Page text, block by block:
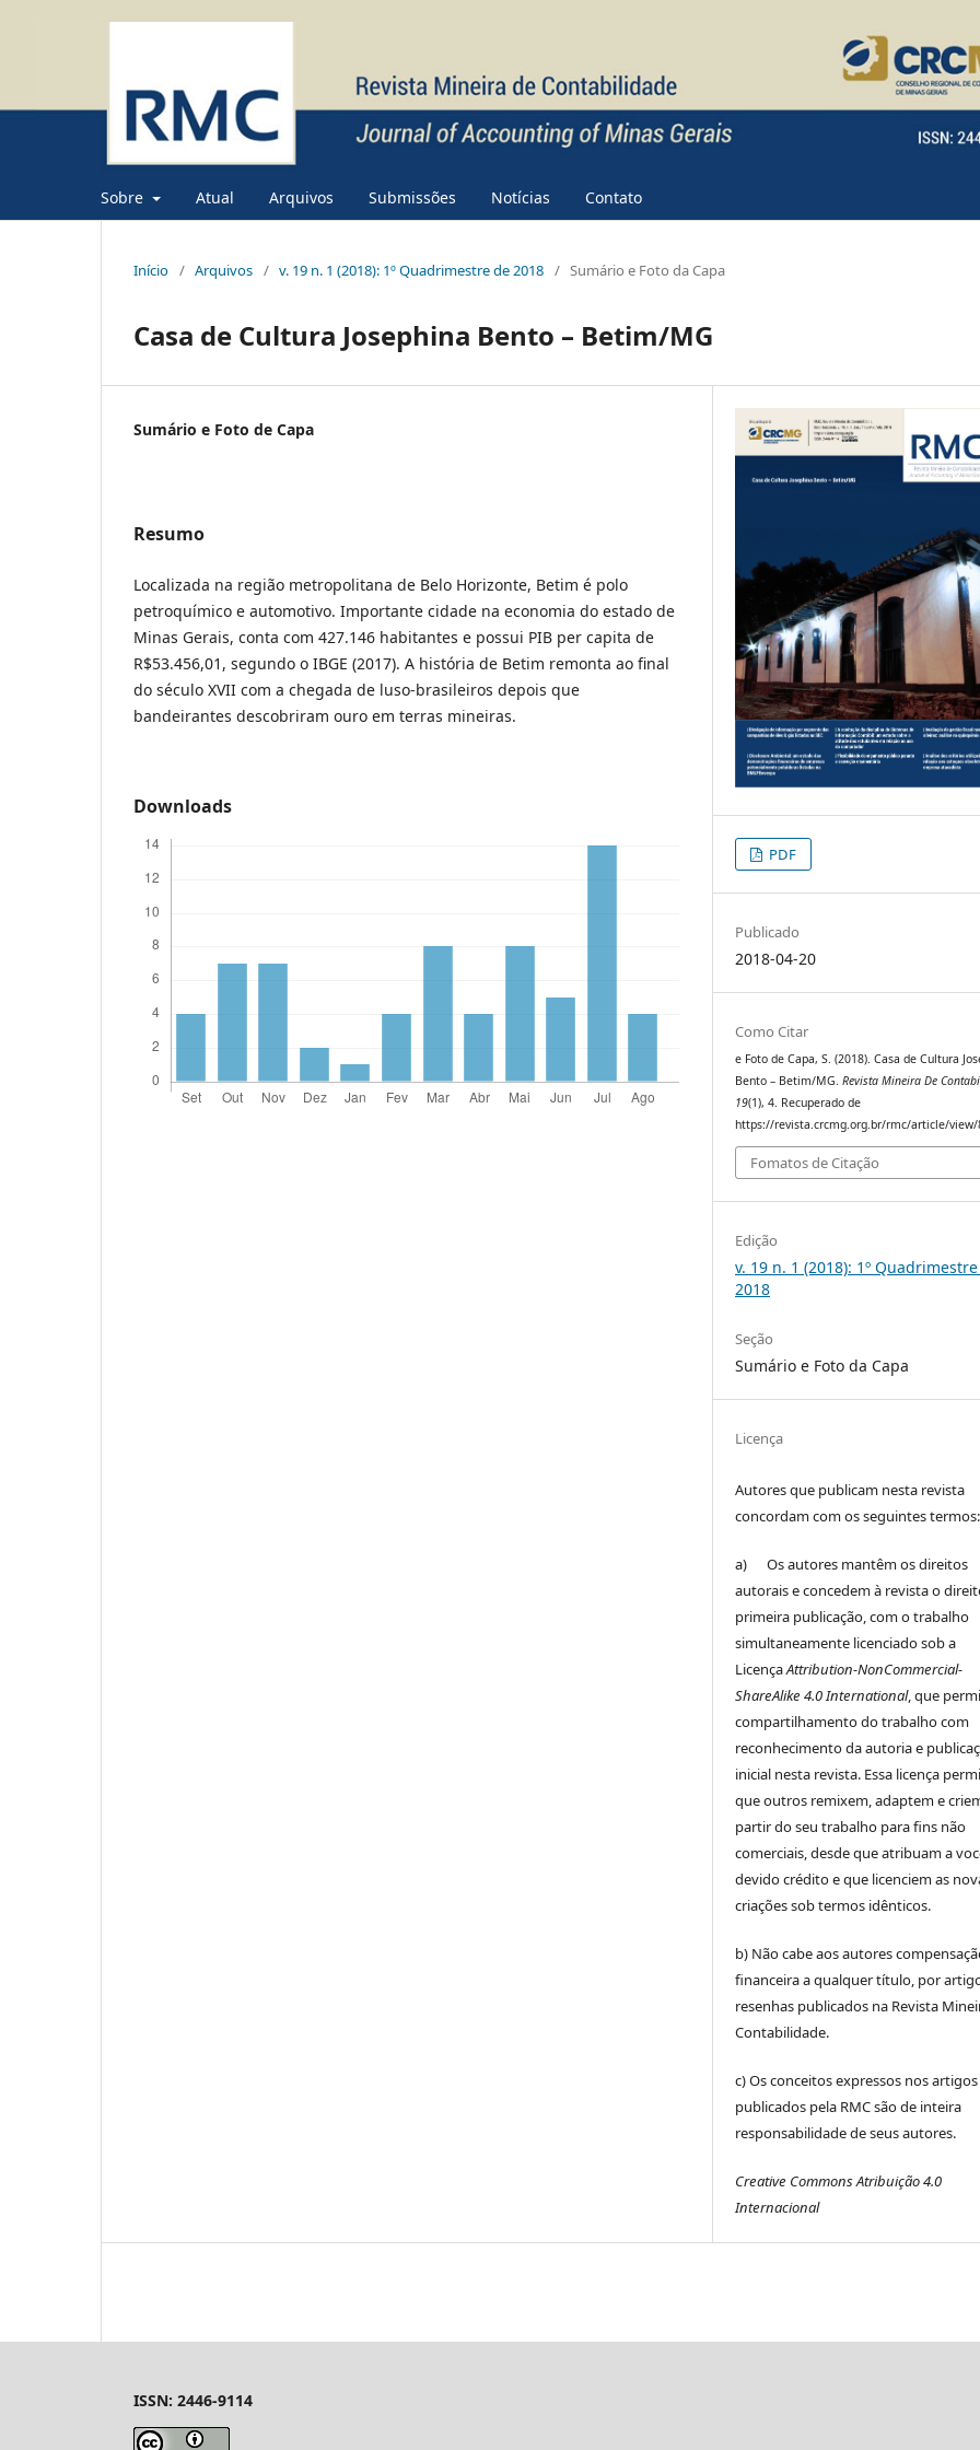
Sobre Atual Arquivos Submissões Notícias Contato
Início / Arquivos / v. 19 n. 1 (2018): 1º Quadrimestre de 2018 / Sumário e Foto da Capa
Casa de Cultura Josephina Bento – Betim/MG
Sumário e Foto de Capa
Resumo
Localizada na região metropolitana de Belo Horizonte, Betim é polo
petroquímico e automotivo. Importante cidade na economia do estado de
Minas Gerais, conta com 427.146 habitantes e possui PIB per capita de
R$53.456,01, segundo o IBGE (2017). A história de Betim remonta ao final
do século XVII com a chegada de luso-brasileiros depois que
bandeirantes descobriram ouro em terras mineiras.
Downloads
PDF
Publicado
2018-04-20
Como Citar
e Foto de Capa, S. (2018). Casa de Cultura
Bento – Betim/MG.Revista Mineira De
19(1), 4. Recuperado de
https://revista.crcmg.org.br/rmc/article/view/
Fomatos de Citação
Edição
v. 19 n. 1 (2018): 1º
2018
Seção
Sumário e Foto da Capa
Licença
Autores que publicam nesta revista
concordam com os seguintes termos:
a) Os autores mantêm os direitos
autorais e concedem à revista o
primeira publicação, com o trabalho
simultaneamente licenciado sob a
LicençaAttribution-NonCommercial-
ShareAlike 4.0 International, que
compartilhamento do trabalho com
reconhecimento da autoria e
inicial nesta revista. Essa licença
que outros remixem, adaptem e
partir do seu trabalho para fins não
comerciais, desde que atribuam a
devido crédito e que licenciem as
criações sob termos idênticos.
b) Não cabe aos autores
financeira a qualquer título, por
resenhas publicados na Revista
Contabilidade.
c) Os conceitos expressos nos artigos
publicados pela RMC são de inteira
responsabilidade de seus autores.
Creative Commons Atribuição 4.0
Internacional
ISSN: 2446-9114